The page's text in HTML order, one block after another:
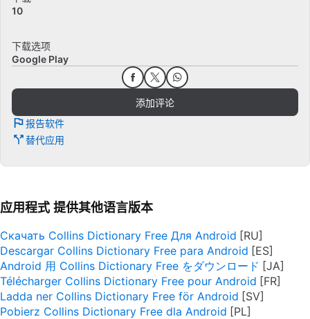
10
下载选项
Google Play
添加评论
报告软件
替代应用
应用程式 提供其他语言版本
Скачать Collins Dictionary Free Для Android
Descargar Collins Dictionary Free para Android
Android 用 Collins Dictionary Free をダウンロード
Télécharger Collins Dictionary Free pour Android
Ladda ner Collins Dictionary Free för Android
Pobierz Collins Dictionary Free dla Android